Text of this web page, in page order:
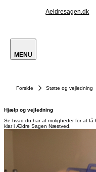
Aeldresagen.dk
MENU
Forside Støtte og vejledning
Hjælp og vejledning
Se hvad du har af muligheder for at
klar i Ældre Sagen Næstved.